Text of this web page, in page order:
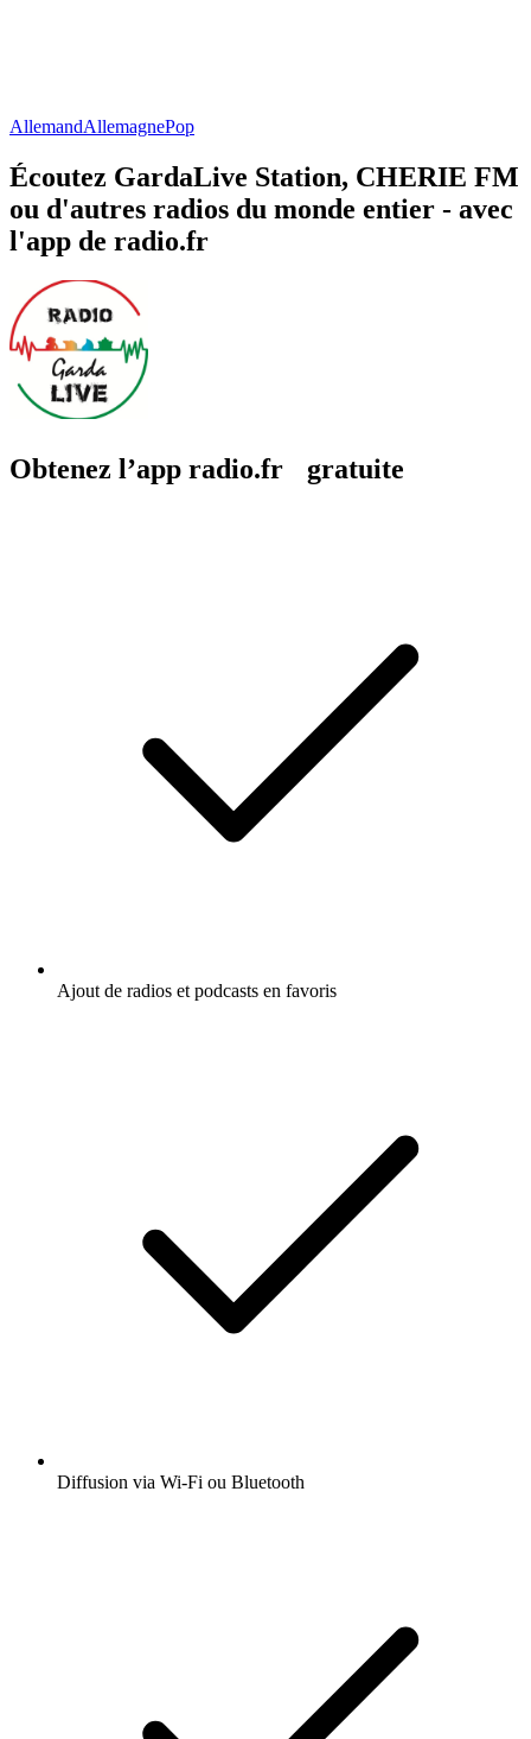
AllemandAllemagnePop
Écoutez GardaLive Station, CHERIE FM
ou d'autres radios du monde entier - avec
l'app de radio.fr
Obtenez l’app radio.fr gratuite
Ajout de radios et podcasts en favoris
Diffusion via Wi-Fi ou Bluetooth